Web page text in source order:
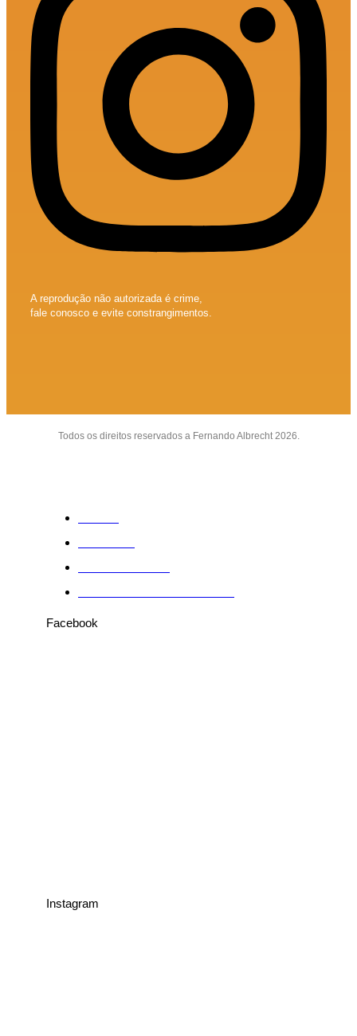
A reprodução não autorizada é crime,
fale conosco e evite constrangimentos.
Todos os direitos reservados a Fernando Albrecht 2026.
Facebook
Instagram